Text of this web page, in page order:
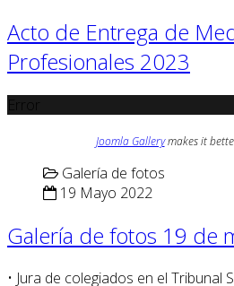
Acto de Entrega de
Profesionales 2023
Joomla Gallerymakes it
Galería de fotos
19 Mayo 2022
Galería de fotos 19 de
• Jura de colegiados en el Tribunal